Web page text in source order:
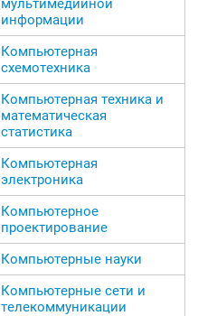
мультимедийной
информации
Компьютерная
схемотехника
Компьютерная техника и
математическая
статистика
Компьютерная
электроника
Компьютерное
проектирование
Компьютерные науки
Компьютерные сети и
телекоммуникации